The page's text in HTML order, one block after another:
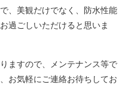
、美観だけでなく、防水性能
過ごしいただけると思いま
ますので、メンテナンス等で
お気軽にご連絡お待ちしてお